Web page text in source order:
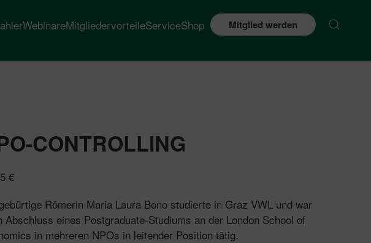
WebinareMitgliedervorteileServiceShop Mitglied werden
CONTROLLING
€
Römerin Maria Laura Bono studierte in Graz VWL und war
Abschluss eines Postgraduate-Studiums an der London School of
in mehreren NPOs in leitender Position tätig.